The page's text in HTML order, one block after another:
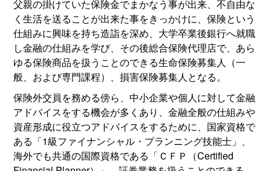
父親の掛けていた保険金でまかなう事が出来、不自由な
く生活を送ることが出来た事をきっかけに、保険という
仕組みに興味を持ち造詣を深め、大学卒業後銀行へ就職
し金融の仕組みを学び、その後総合保険代理店で、あら
ゆる保険商品を扱うことのできる生命保険募集人（一
般、および専門課程）、損害保険募集人となる。
保険外交員を務める傍ら、中小企業や個人に対して金融
アドバイスをする機会が多くあり、金融全般の仕組みや
資産形成に役立つアドバイスをするために、国家資格で
ある「1級ファイナンシャル・プランニング技能士」、
海外でも共通の国際資格である「ＣＦＰ（Certified